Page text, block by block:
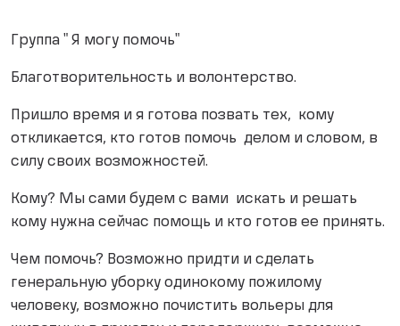
Группа " Я могу помочь"
Благотворительность и волонтерство.
Пришло время и я готова позвать тех, кому
откликается, кто готов помочь делом и словом, в
силу своих возможностей.
Кому? Мы сами будем с вами искать и решать
кому нужна сейчас помощь и кто готов ее принять.
Чем помочь? Возможно придти и сделать
генеральную уборку одинокому пожилому
человеку, возможно почистить вольеры для